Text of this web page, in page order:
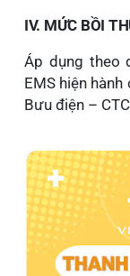
IV. MỨC BỒI
Áp dụng theo
EMS hiện
Bưu điện –